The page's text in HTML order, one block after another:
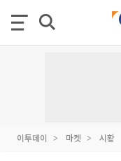
이투데이 마켓 시황